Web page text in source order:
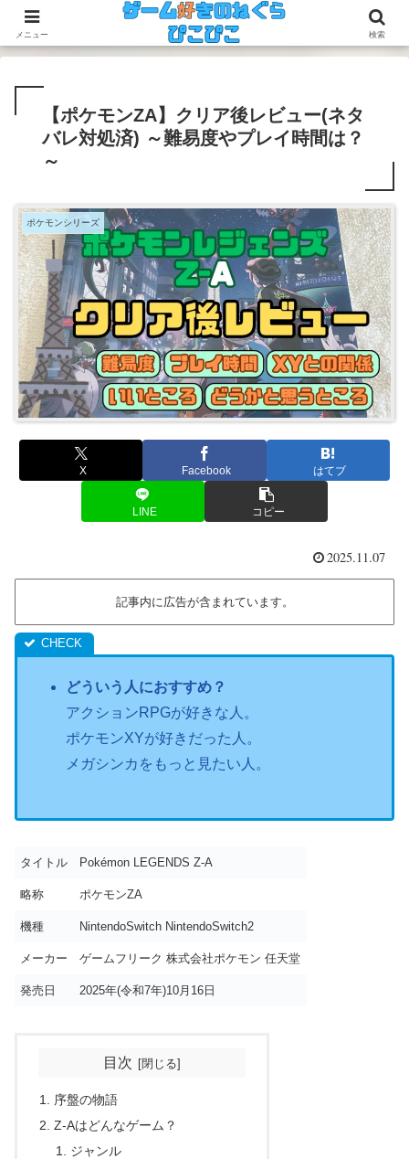
今のゲームも昔のゲームも面白い！
【ポケモンZA】クリア後レビュー(ネタ
バレ対処済) ～難易度やプレイ時間は？
～
ポケモンシリーズ
X Facebook はてブ
LINE コピー
2025.11.07
記事内に広告が含まれています。
どういう人におすすめ？
アクションRPGが好きな人。
ポケモンXYが好きだった人。
メガシンカをもっと見たい人。
タイトル Pokémon LEGENDS Z-A
略称 ポケモンZA
機種 NintendoSwitch NintendoSwitch2
メーカー ゲームフリーク 株式会社ポケモン 任天堂
発売日 2025年(令和7年)10月16日
目次
序盤の物語
Z-Aはどんなゲーム？
ジャンル
メニュー 検索